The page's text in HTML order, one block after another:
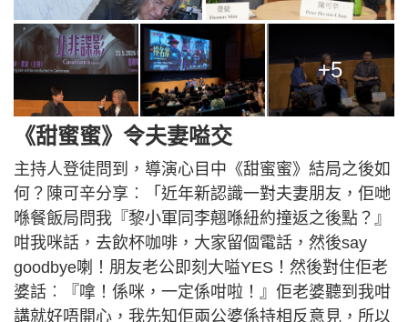
+5
《甜蜜蜜》令夫妻嗌交
主持人登徒問到，導演心目中《甜蜜蜜》結局之後如
何？陳可辛分享︰「近年新認識一對夫妻朋友，佢哋
喺餐飯局問我『黎小軍同李翹喺紐約撞返之後點？』
咁我咪話，去飲杯咖啡，大家留個電話，然後say
goodbye喇！朋友老公即刻大嗌YES！然後對住佢老
婆話︰『嗱！係咪，一定係咁啦！』佢老婆聽到我咁
講就好唔開心，我先知佢兩公婆係持相反意見，所以